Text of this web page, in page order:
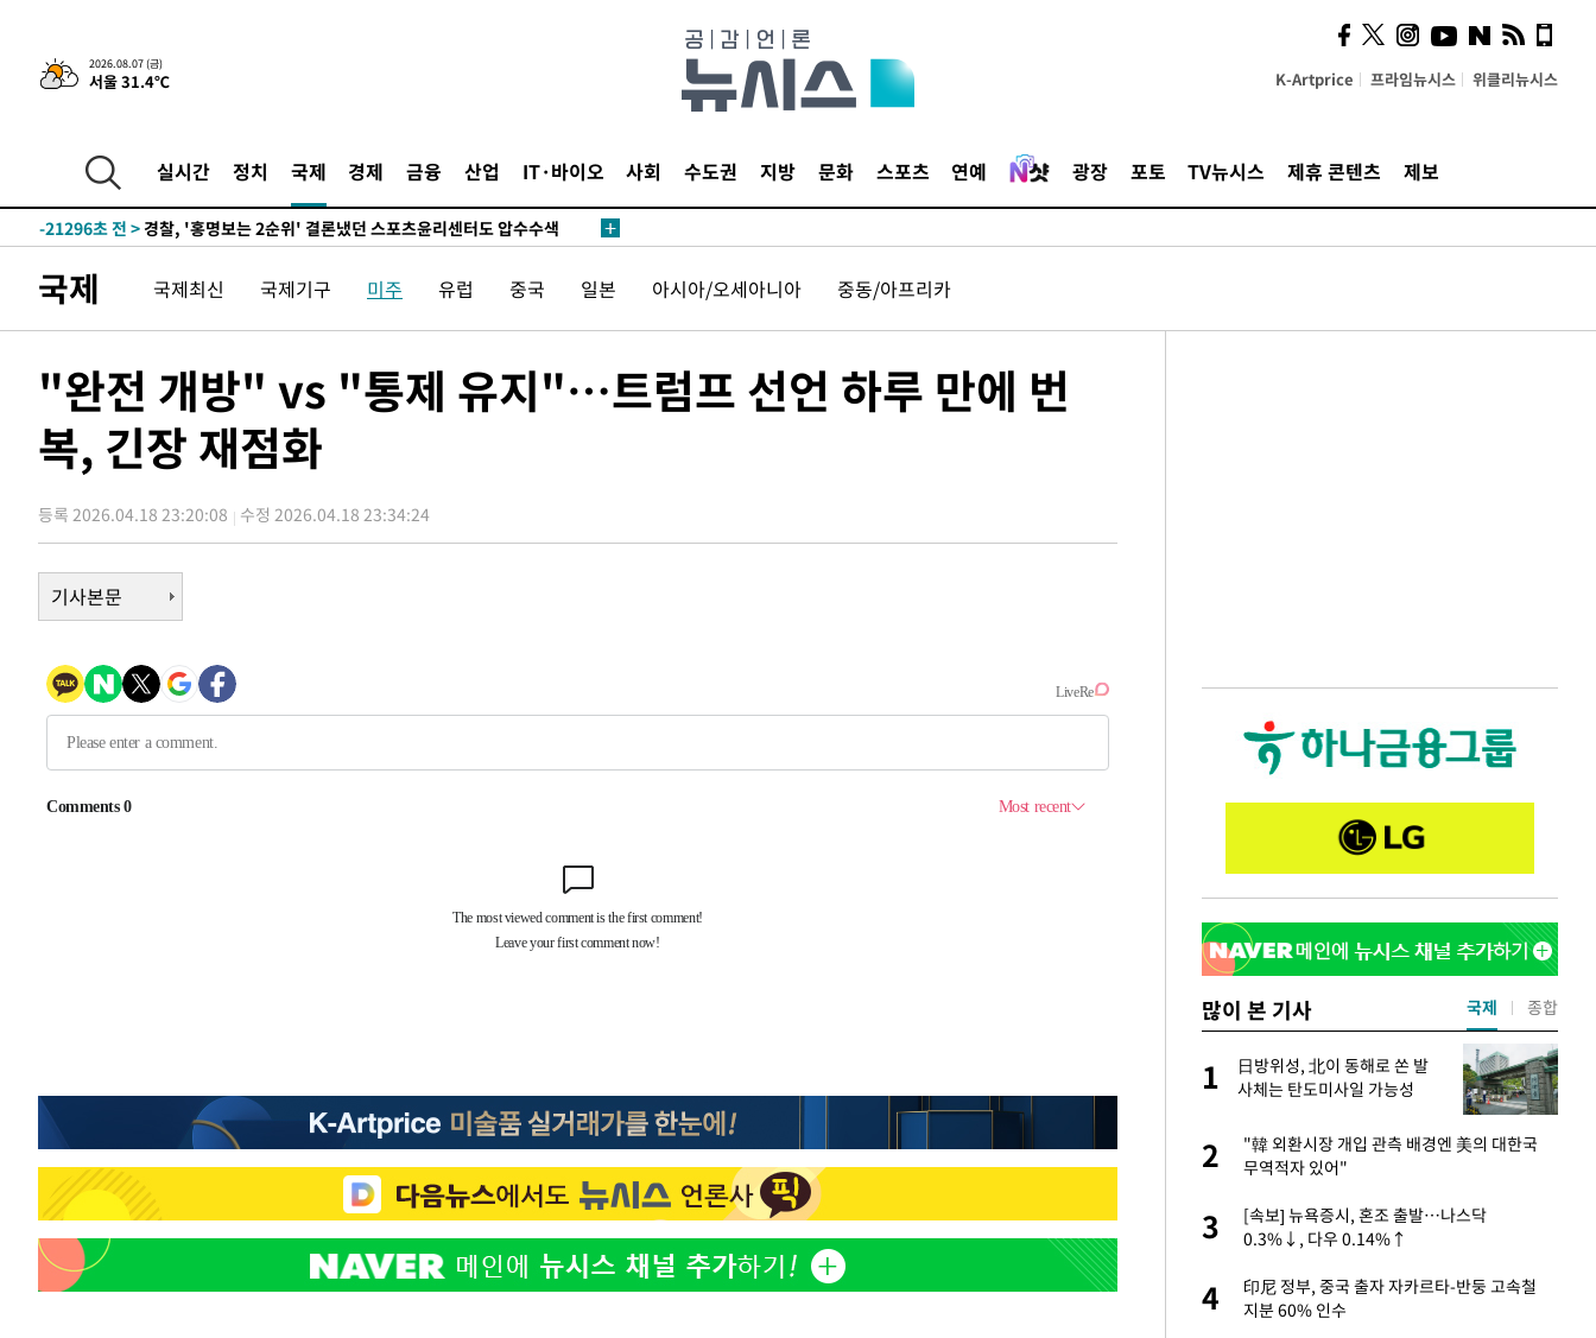
2026.08.07 (금)
서울 31.4℃ K-Artprice 프라임뉴시스 위클리뉴시스
실시간 정치 국제 경제 금융 산업 IT·바이오 사회 수도권 지방 문화 스포츠 연예 광장 포토 TV뉴시스 제휴 콘텐츠 제보
3시간 전 >내일까지 39도 '펄펄'…기상청 "태풍 지나며 폭염 잠시 꺾인다"
-24382초 전 >'월드컵 탈락 후폭풍' 축구협회…11시간 걸린 초유의 압수수색(종
-22611초 전 >
축구협회, 15년 전 심판 성 접대 파문에 "현재는 내부 지침 준수"
-21296초 전 >
-6892초 전 > [속보]합참 "北 발사체는 단거리탄도미사일…감시·경계태세 강화"
-5070초 전 > [속보] SKT, 에이닷 서비스 장애 발생…"원인 파악 중"
-4476초 전 >[속보]합참 "북, 동해상으로 미상 발사체 발사"
-3831초 전 >[속보]7~9일 프로야구 3연전도 폭염 취소…11일 재개
-3493초 전 > "韓 외환시장 개입 관측 배경엔 美의 대한국 무역적자 있어"
-3320초 전 >'월드컵 탈락 후폭풍' 축구협회…초유의 압수수색에 '충격·당황'
-2722초 전 >[속보]종합특검, 대검 추가 압수수색…내란 중요임무종사 혐의
20분 전 >[속보]코스피, 301.88포인트(4.58%) 내린 6296.38 마감
23분 전 >[속보]원·달러 환율, 0.7원 내린 1423.8원 마감
1시간 전 > "여기 떨어졌다"…다누리, 스페이스X 로켓 달 충돌 흔적 포착
1시간 전 >손흥민, 5경기 연속골 실패…LAFC는 승부차기 끝 과달라하라 격파
[속보]합참 "北 발사체는 단거리탄도미사일…감시·경계태세 강화"
日방위성, 北이 동해로 쏜 발사체는 탄도미사일 가능성
-3493초 전 >"韓 외환시장 개입 관측 배경엔 美의 대한국 무역적자 있어"
-3320초 전 >
'월드컵 탈락 후폭풍' 축구협회…초유의 압수수색에 '충격·당황'
-2722초 전 >[속보]종합특검, 대검 추가 압수수색…내란 중요임무종사 혐의
19분 전 >[속보]코스닥, 800p 회복…0.26% 오른 801.67 마감
20분 전 >[속보]코스피, 301.88포인트(4.58%) 내린 6296.38 마감
23분 전 >[속보]원·달러 환율, 0.7원 내린 1423.8원 마감
국제 국제최신 국제기구 미주 유럽 중국 일본 아시아/오세아니아 중동/아프리카
"완전 개방" vs "통제 유지"…트럼프 선언 하루 만에 번
복, 긴장 재점화
등록 2026.04.18 23:20:08 수정 2026.04.18 23:34:24
기사본문
많이 본 기사
벌 원해"
2
아이유, 장기하 '별일 없이 산다' 선곡…쿨한
일상 공개
3
허지웅 "우리가 지지했던 인간들이 이 꼴 만
들었다"…형소법 개정에 격한 반응
4
김혜수 "우린 돈 받고 일하는 프리랜서…받
1
日방위성, 北이 동해로 쏜 발
사체는 탄도미사일 가능성
2
"韓 외환시장 개입 관측 배경엔 美의 대한국
무역적자 있어"
3
[속보] 뉴욕증시, 혼조 출발…나스닥
0.3%↓, 다우 0.14%↑
4
印尼 정부, 중국 출자 자카르타-반둥 고속철
지분 60% 인수
국제 종합